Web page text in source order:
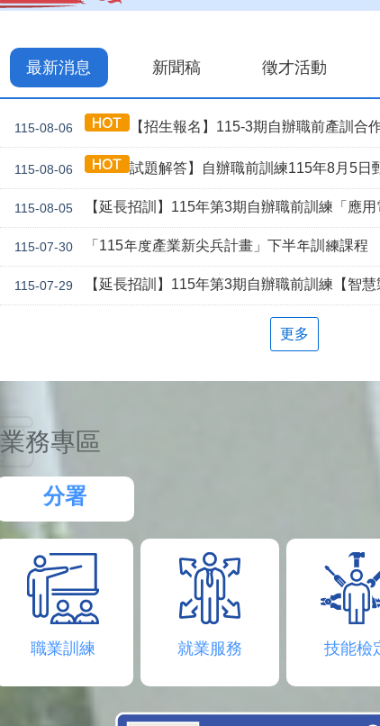
【技能檢定】115年第4梯次即測
最新消息 新聞稿 徵才活動
115-08-06 【招生報名】115-3期自辦職前產訓合作
115-08-06 試題解答】自辦職前訓練115年8月5日
115-08-05 【延長招訓】115年第3期自辦職前訓練「應用電子(太
115-07-30 「115年度產業新尖兵計畫」下半年訓練課程
115-07-29 【延長招訓】115年第3期自辦職前訓練【智慧製造產線工
更多
業務專區
分署
職業訓練 就業服務 技能檢